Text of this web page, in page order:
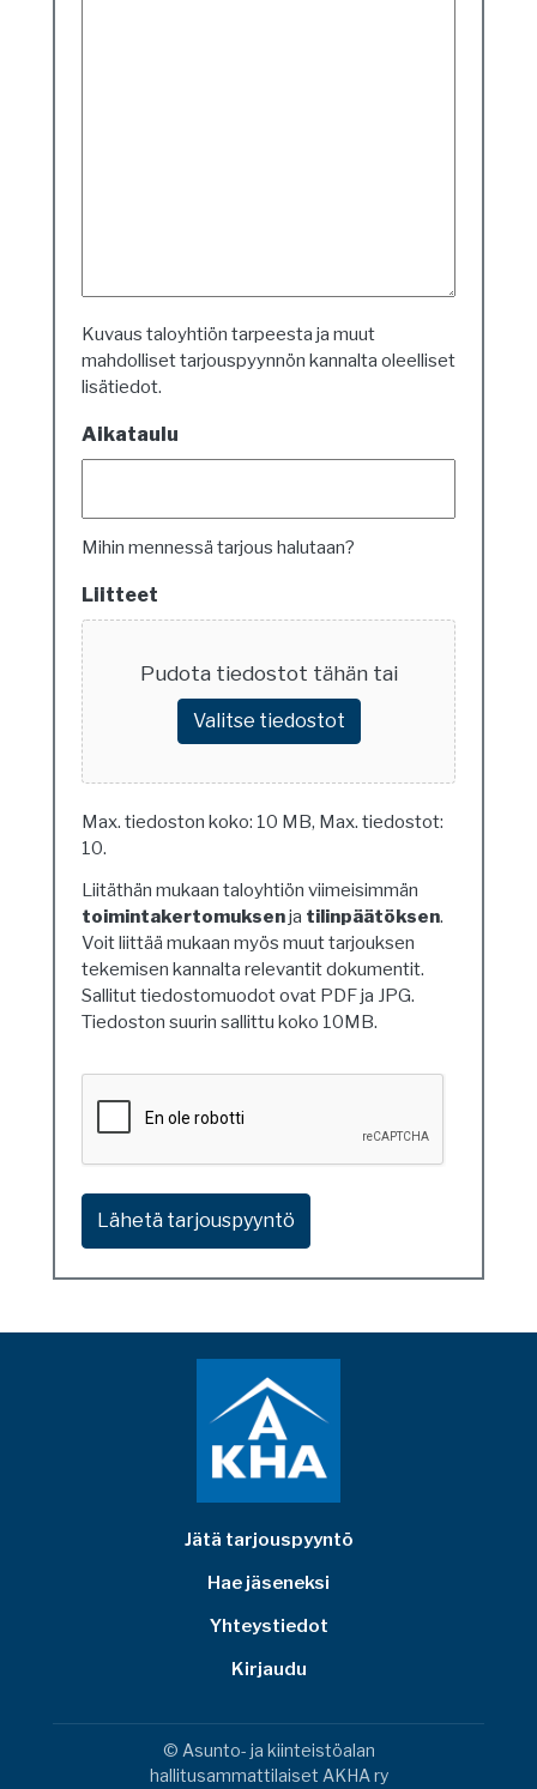
Kuvaus taloyhtiön tarpeesta ja muut
mahdolliset tarjouspyynnön kannalta oleelliset
lisätiedot.
Aikataulu
Mihin mennessä tarjous halutaan?
Liitteet
Pudota tiedostot tähän tai
Valitse tiedostot
Max. tiedoston koko: 10 MB, Max. tiedostot:
10.
Liitäthän mukaan taloyhtiön viimeisimmän
toimintakertomuksenja tilinpäätöksen.
Voit liittää mukaan myös muut tarjouksen
tekemisen kannalta relevantit dokumentit.
Sallitut tiedostomuodot ovat PDF ja JPG.
Tiedoston suurin sallittu koko 10MB.
Jätä tarjouspyyntö
Hae jäseneksi
Yhteystiedot
Kirjaudu
© Asunto- ja kiinteistöalan
hallitusammattilaiset AKHA ry